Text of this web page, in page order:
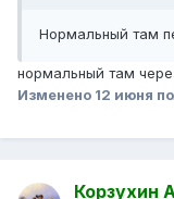
Нормальный там
нормальный там
Изменено 12 июня
Корзухин